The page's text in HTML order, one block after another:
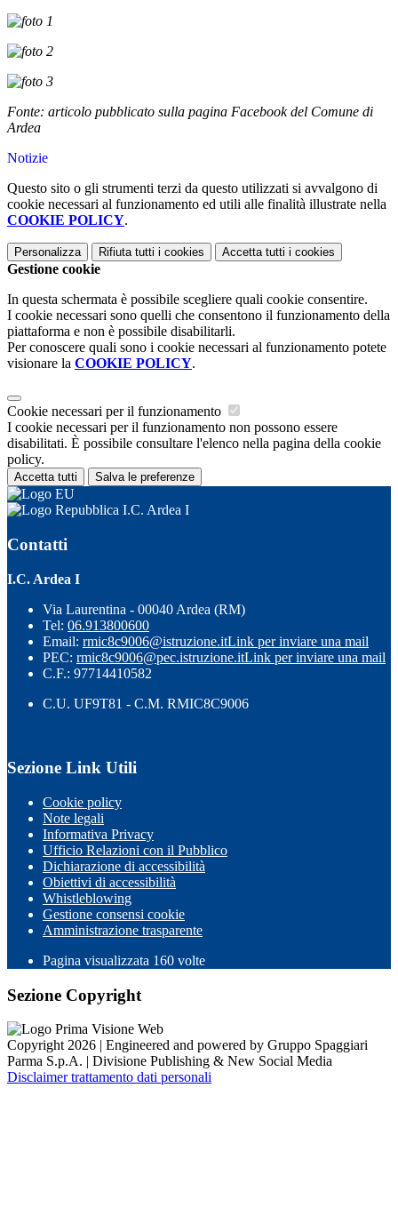
Fonte: articolo pubblicato sulla pagina Facebook del Comune di
Ardea
Notizie
Questo sito o gli strumenti terzi da questo utilizzati si avvalgono di
cookie necessari al funzionamento ed utili alle finalità illustrate nella
COOKIE POLICY.
Personalizza Rifiuta tutti i cookies Accetta tutti i cookies
Gestione cookie
In questa schermata è possibile scegliere quali cookie consentire.
I cookie necessari sono quelli che consentono il funzionamento della
piattaforma e non è possibile disabilitarli.
Per conoscere quali sono i cookie necessari al funzionamento potete
visionare la COOKIE POLICY.
Cookie necessari per il funzionamento
I cookie necessari per il funzionamento non possono essere
disabilitati. È possibile consultare l'elenco nella pagina della cookie
policy.
Accetta tutti Salva le preferenze
I.C. Ardea I
Contatti
I.C. Ardea I
Via Laurentina - 00040 Ardea (RM)
Tel: 06.913800600
Email: rmic8c9006@istruzione.itLink per inviare una mail
PEC: rmic8c9006@pec.istruzione.itLink per inviare una mail
C.F.: 97714410582
C.U. UF9T81 - C.M. RMIC8C9006
Sezione Link Utili
Cookie policy
Note legali
Informativa Privacy
Ufficio Relazioni con il Pubblico
Dichiarazione di accessibilità
Obiettivi di accessibilità
Whistleblowing
Gestione consensi cookie
Amministrazione trasparente
Pagina visualizzata 160 volte
Sezione Copyright
Copyright 2026 | Engineered and powered by Gruppo Spaggiari
Parma S.p.A. | Divisione Publishing & New Social Media
Disclaimer trattamento dati personali